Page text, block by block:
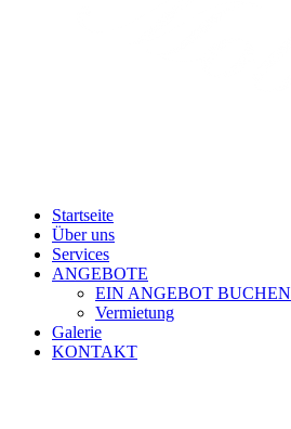
Startseite
Über uns
Services
ANGEBOTE
EIN ANGEBOT BUCHEN
Vermietung
Galerie
KONTAKT